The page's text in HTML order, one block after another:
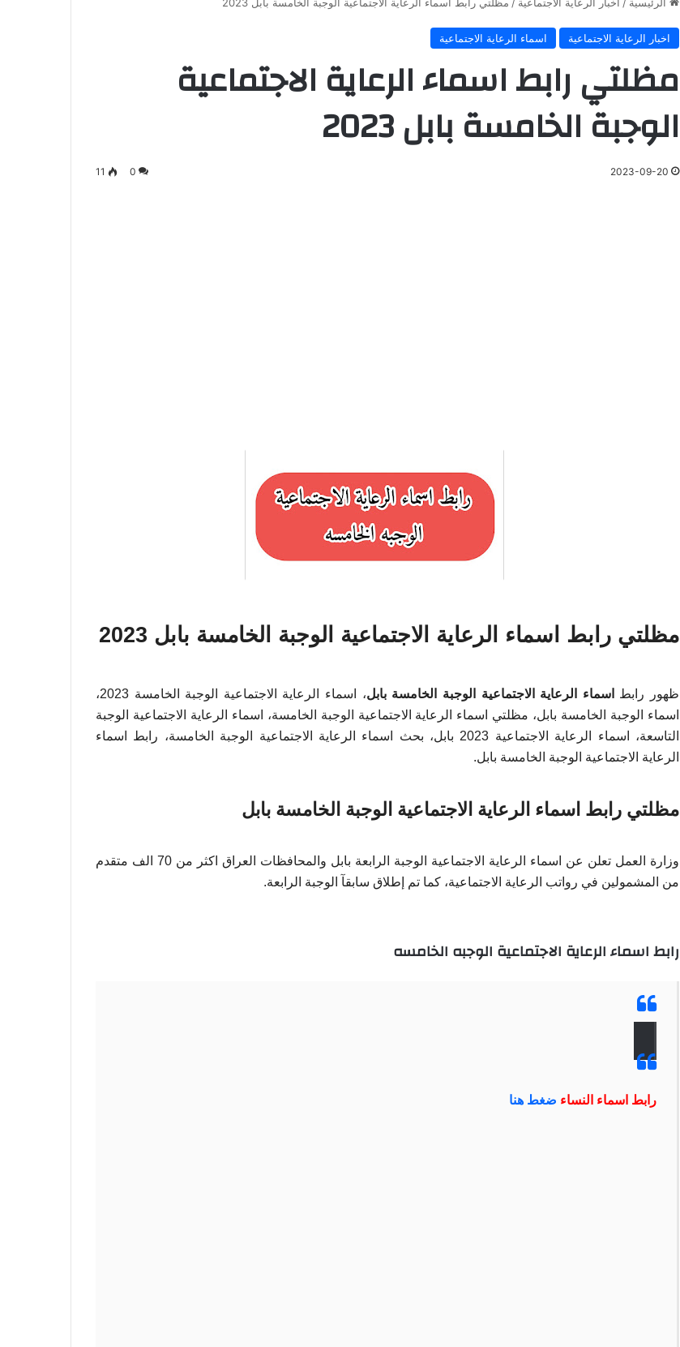
اخبار الرعاية الاجتماعية اسماء الرعاية الاجتماعية
مظلتي رابط اسماء الرعاية الاجتماعية
الوجبة الخامسة بابل 2023
2023-09-20
0
11
مظلتي رابط اسماء الرعاية الاجتماعية الوجبة الخامسة بابل 2023
ظهور رابط اسماء الرعاية الاجتماعية الوجبة الخامسة بابل
، اسماء الرعاية الاجتماعية الوجبة الخامسة 2023،
اسماء الوجبة الخامسة بابل، مظلتي اسماء الرعاية الاجتماعية الوجبة الخامسة، اسماء الرعاية الاجتماعية الوجبة
التاسعة، اسماء الرعاية الاجتماعية 2023 بابل، بحث اسماء الرعاية الاجتماعية الوجبة الخامسة، رابط اسماء
الرعاية الاجتماعية الوجبة الخامسة بابل.
مظلتي رابط اسماء الرعاية الاجتماعية الوجبة الخامسة بابل
وزارة العمل تعلن عن اسماء الرعاية الاجتماعية الوجبة الرابعة بابل والمحافظات العراق اكثر من 70 الف متقدم
من المشمولين في رواتب الرعاية الاجتماعية، كما تم إطلاق سابقآ الوجبة الرابعة.
رابط اسماء الرعاية الاجتماعية الوجبه الخامسه
رابط اسماء النساء ضغط هنا